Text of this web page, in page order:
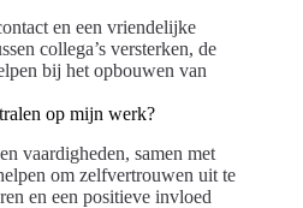
en een vriendelijke
collega’s versterken, de
bij het opbouwen van
op mijn werk?
vaardigheden, samen met
om zelfvertrouwen uit te
en een positieve invloed